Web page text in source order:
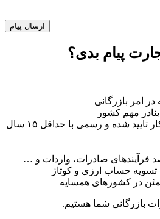
پیام بدی؟
بیش از ۱۵۴ ترخیص کار تایید شده و رسمی با حداقل ۱۵ سال
فرآیند‌های صادرات، واردات و …
حساب ارزی و کوتاژ
در کشور‌های همسایه
بازرگانی شما هستیم.